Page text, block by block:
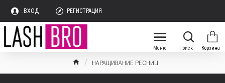
.ВХОД РЕГИСТРАЦИЯ
НАРАЩИВАНИЕ РЕСНИЦ